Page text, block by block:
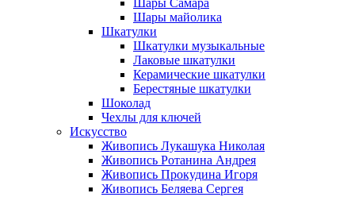
Шары Самара
Шары майолика
Шкатулки
Шкатулки музыкальные
Лаковые шкатулки
Керамические шкатулки
Берестяные шкатулки
Шоколад
Чехлы для ключей
Искусство
Живопись Лукашука Николая
Живопись Ротанина Андрея
Живопись Прокудина Игоря
Живопись Беляева Сергея